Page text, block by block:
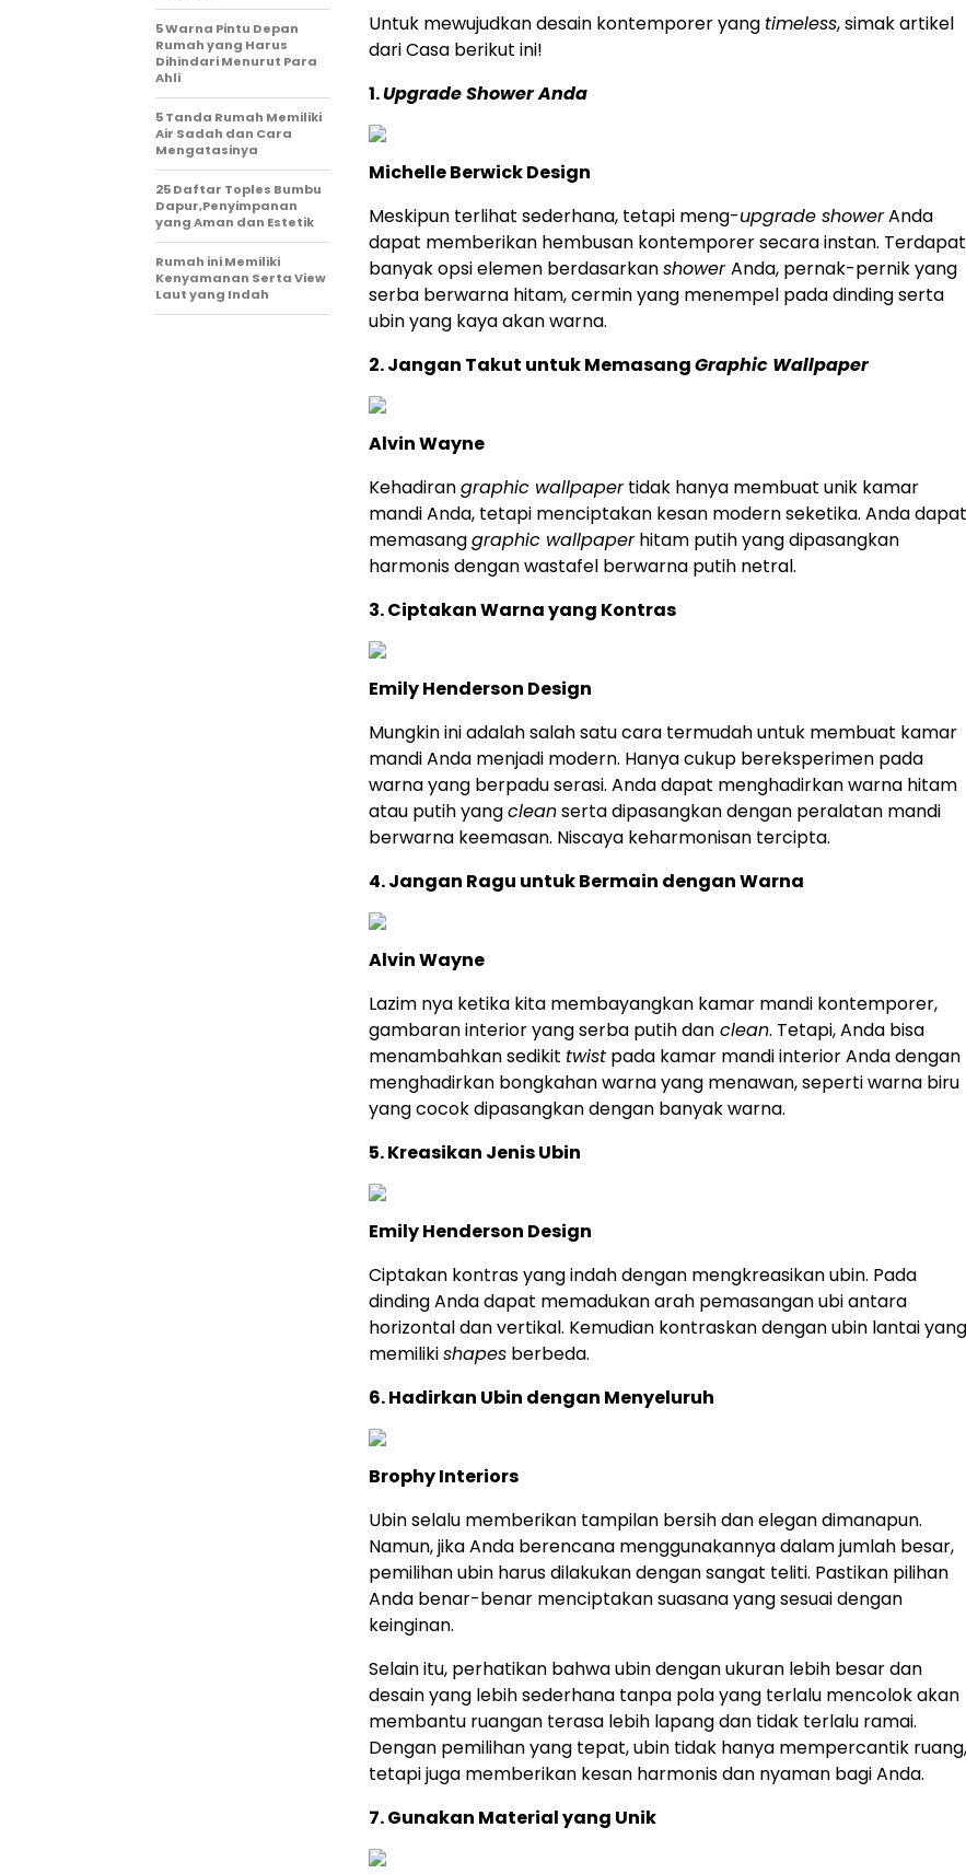
Untuk mewujudkan desain kontemporer yang timeless, simak artikel
dari Casa berikut ini!
1.Upgrade Shower Anda
Michelle Berwick Design
Meskipun terlihat sederhana, tetapi meng-upgrade showerAnda
dapat memberikan hembusan kontemporer secara instan. Terdapat
banyak opsi elemen berdasarkanshowerAnda, pernak-pernik yang
serba berwarna hitam, cermin yang menempel pada dinding serta
ubin yang kaya akan warna.
2. Jangan Takut untuk MemasangGraphic Wallpaper
Alvin Wayne
Kehadirangraphic wallpapertidak hanya membuat unik kamar
mandi Anda, tetapi menciptakan kesan modern seketika. Anda dapat
memasanggraphic wallpaperhitam putih yang dipasangkan
harmonis dengan wastafel berwarna putih netral.
3. Ciptakan Warna yang Kontras
Emily Henderson Design
Mungkin ini adalah salah satu cara termudah untuk membuat kamar
mandi Anda menjadi modern. Hanya cukup bereksperimen pada
warna yang berpadu serasi. Anda dapat menghadirkan warna hitam
atau putih yangcleanserta dipasangkan dengan peralatan mandi
berwarna keemasan. Niscaya keharmonisan tercipta.
4. Jangan Ragu untuk Bermain dengan Warna
Alvin Wayne
Lazim nya ketika kita membayangkan kamar mandi kontemporer,
gambaran interior yang serba putih dan clean. Tetapi, Anda bisa
menambahkan sedikit twist pada kamar mandi interior Anda dengan
menghadirkan bongkahan warna yang menawan, seperti warna biru
yang cocok dipasangkan dengan banyak warna.
5. Kreasikan Jenis Ubin
Emily Henderson Design
Ciptakan kontras yang indah dengan mengkreasikan ubin. Pada
dinding Anda dapat memadukan arah pemasangan ubi antara
horizontal dan vertikal. Kemudian kontraskan dengan ubin lantai yang
memilikishapes berbeda.
6. Hadirkan Ubin dengan Menyeluruh
Brophy Interiors
Ubin selalu memberikan tampilan bersih dan elegan dimanapun.
Namun, jika Anda berencana menggunakannya dalam jumlah besar,
pemilihan ubin harus dilakukan dengan sangat teliti. Pastikan pilihan
Anda benar-benar menciptakan suasana yang sesuai dengan
keinginan.
Selain itu, perhatikan bahwa ubin dengan ukuran lebih besar dan
desain yang lebih sederhana tanpa pola yang terlalu mencolok akan
membantu ruangan terasa lebih lapang dan tidak terlalu ramai.
Dengan pemilihan yang tepat, ubin tidak hanya mempercantik ruang,
tetapi juga memberikan kesan harmonis dan nyaman bagi Anda.
7. Gunakan Material yang Unik
5 Warna Pintu Depan
Rumah yang Harus
Dihindari Menurut Para
Ahli
5 Tanda Rumah Memiliki
Air Sadah dan Cara
Mengatasinya
25 Daftar Toples Bumbu
Dapur,Penyimpanan
yang Aman dan Estetik
Rumah ini Memiliki
Kenyamanan Serta View
Laut yang Indah